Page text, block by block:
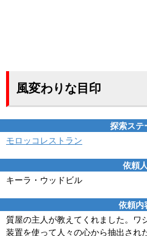
風変わりな目印
探索ステ
モロッコレストラン
依頼人
キーラ・ウッドビル
依頼内
質屋の主人が教えてくれました。ワ
装置を使って人々の心から抽出され